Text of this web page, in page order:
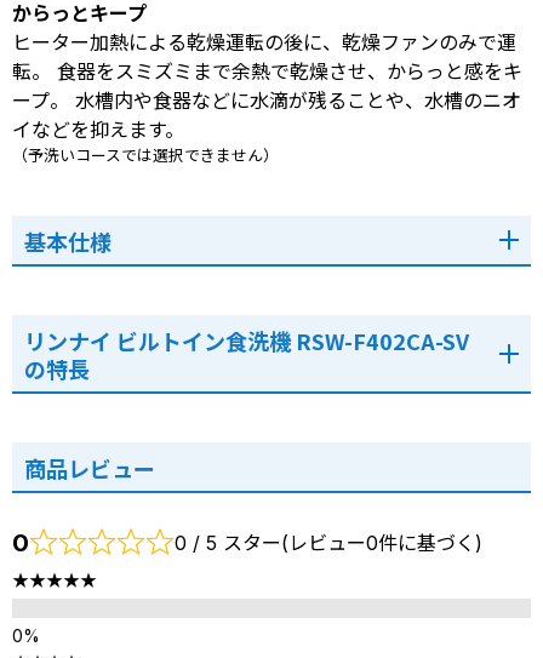
からっとキープ
ヒーター加熱による乾燥運転の後に、乾燥ファンのみで運
転。 食器をスミズミまで余熱で乾燥させ、からっと感をキ
ープ。 水槽内や食器などに水滴が残ることや、水槽のニオ
イなどを抑えます。
（予洗いコースでは選択できません）
基本仕様
リンナイ ビルトイン食洗機 RSW-F402CA-SV
の特長
商品レビュー
0 0 / 5 スター(レビュー0件に基づく)
★★★★★